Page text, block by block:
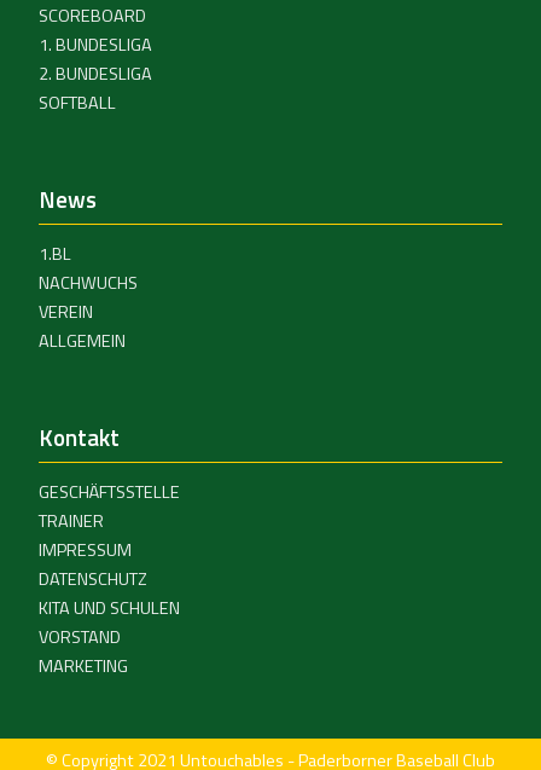
SCOREBOARD
1. BUNDESLIGA
2. BUNDESLIGA
SOFTBALL
News
1.BL
NACHWUCHS
VEREIN
ALLGEMEIN
Kontakt
GESCHÄFTSSTELLE
TRAINER
IMPRESSUM
DATENSCHUTZ
KITA UND SCHULEN
VORSTAND
MARKETING
© Copyright 2021 Untouchables - Paderborner Baseball Club